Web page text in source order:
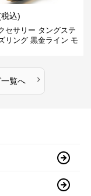
込)
セサリー タングステ
リング 黒金ライン モ
一覧へ ›